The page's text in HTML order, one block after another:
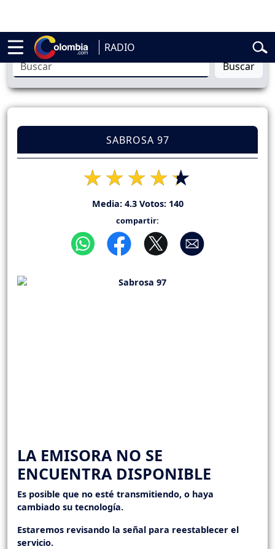
RADIO
de la Espriella Vuelta a Colombia
Buscar
SABROSA 97
Media: 4.3Votos: 140
compartir:
LA EMISORA NO SE
ENCUENTRA DISPONIBLE
Es posible que no esté transmitiendo, o haya
cambiado su tecnología.
Estaremos revisando la señal para reestablecer el
servicio.